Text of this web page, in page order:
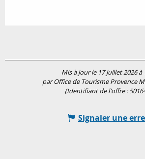
Mis à jour le 17 juillet 2026 à
par Office de Tourisme Provence
(Identifiant de l'offre :
Signaler une